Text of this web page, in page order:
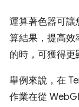
運算著色器可讓
算結果，提高效
的時，可獲得更
舉例來說，在
作業在從